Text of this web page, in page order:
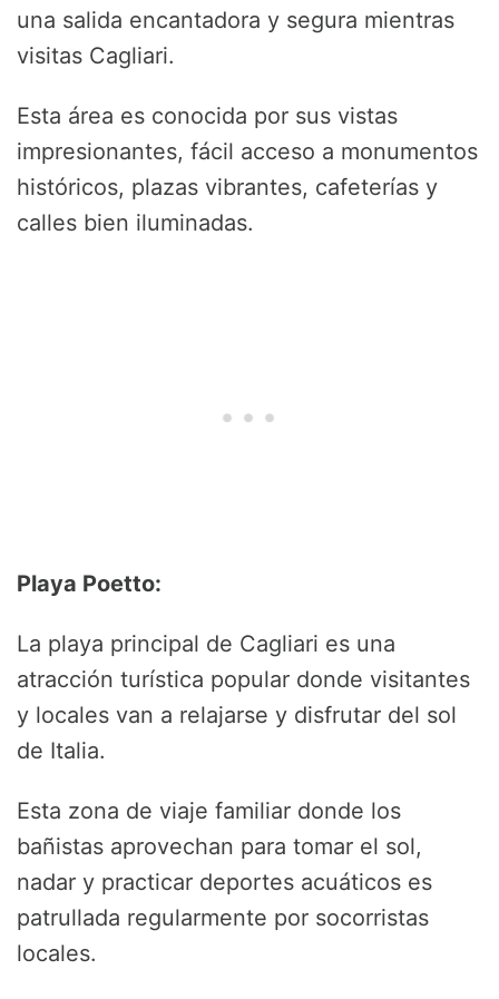
una salida encantadora y segura mientras
visitas Cagliari.
Esta área es conocida por sus vistas
impresionantes, fácil acceso a monumentos
históricos, plazas vibrantes, cafeterías y
calles bien iluminadas.
Playa Poetto:
La playa principal de Cagliari es una
atracción turística popular donde visitantes
y locales van a relajarse y disfrutar del sol
de Italia.
Esta zona de viaje familiar donde los
bañistas aprovechan para tomar el sol,
nadar y practicar deportes acuáticos es
patrullada regularmente por socorristas
locales.